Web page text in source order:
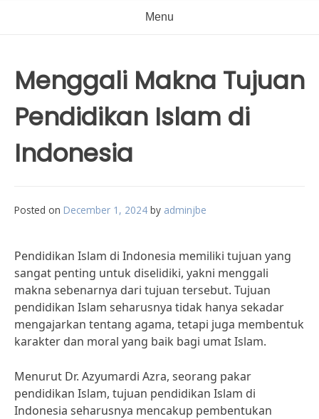
Menu
Menggali Makna Tujuan
Pendidikan Islam di
Indonesia
Posted on December 1, 2024 by adminjbe
Pendidikan Islam di Indonesia memiliki tujuan yang
sangat penting untuk diselidiki, yakni menggali
makna sebenarnya dari tujuan tersebut. Tujuan
pendidikan Islam seharusnya tidak hanya sekadar
mengajarkan tentang agama, tetapi juga membentuk
karakter dan moral yang baik bagi umat Islam.
Menurut Dr. Azyumardi Azra, seorang pakar
pendidikan Islam, tujuan pendidikan Islam di
Indonesia seharusnya mencakup pembentukan